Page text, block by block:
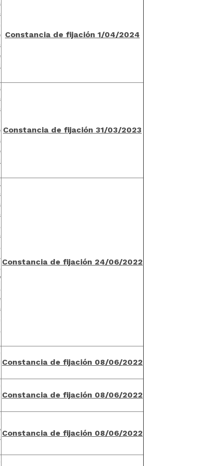
Constancia de fijación 1/04/2024
Constancia de fijación 31/03/2023
Constancia de fijación 24/06/2022
Constancia de fijación 08/06/2022
Constancia de fijación 08/06/2022
Constancia de fijación 08/06/2022